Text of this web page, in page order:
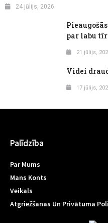
24 jūlijs, 2026
par labu
21 jūlijs,
Videi
17 jūlijs,
Palīdzība
Par Mums
Mans Konts
Veikals
Atgriežšanas Un Privātuma